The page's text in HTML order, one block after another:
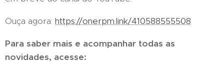
Ouça agora: https://onerpm.link/410588555508
Para saber mais e acompanhar todas as
novidades, acesse: